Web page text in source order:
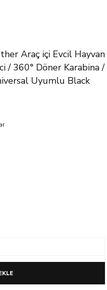
Araç içi Evcil Hayvan
/ 360° Döner Karabina /
Uyumlu Black